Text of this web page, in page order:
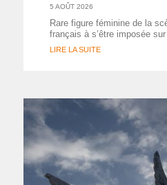
5 AOÛT 2026
Rare figure féminine de la
français à s’être imposée
LIRE LA SUITE